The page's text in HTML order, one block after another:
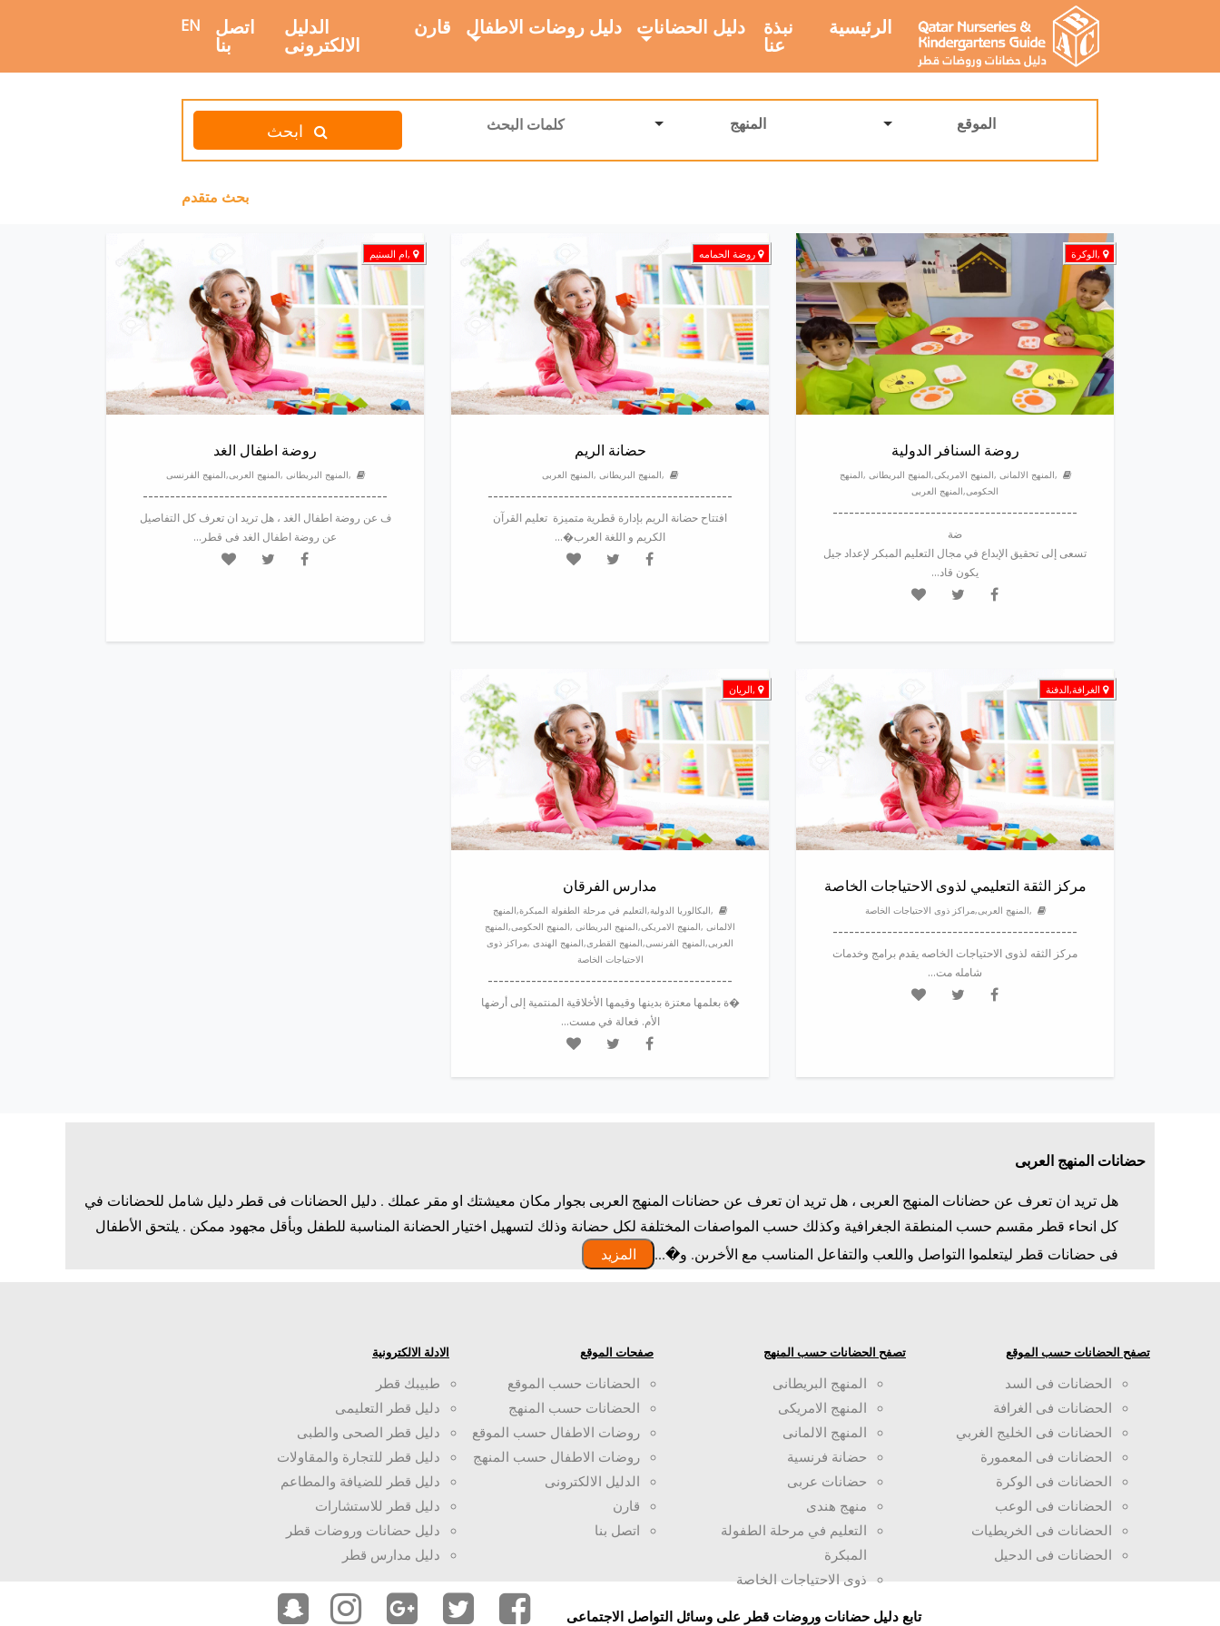
EN اتصل
بنا
الدليل
الالكترونى
قارن دليل روضات الاطفال دليل الحضانات نبذة
عنا
الرئيسية
ابحث المنهج الموقع
بحث متقدم
,الوكرة
روضة السنافر الدولية
,المنهج الالمانى ,المنهج الامريكى,المنهج البريطانى ,المنهج
الحكومى,المنهج العربى
---------------------------------------------
ضة
تسعى إلى تحقيق الإبداع في مجال التعليم المبكر لإعداد جيل
يكون قاد...
روضة الحمامه
حضانة الريم
,المنهج البريطانى ,المنهج العربى
---------------------------------------------
افتتاح حضانة الريم بإدارة قطرية متميزة تعليم القرآن
الكريم و اللغة العرب�...
,ام السنيم
روضة اطفال الغد
,المنهج البريطانى ,المنهج العربى,المنهج الفرنسى
---------------------------------------------
ف عن روضة اطفال الغد ، هل تريد ان تعرف كل التفاصيل
عن روضة اطفال الغد فى قطر...
الغرافة,الدفنة
مركز الثقة التعليمي لذوى الاحتياجات الخاصة
,المنهج العربى,مراكز ذوى الاحتياجات الخاصة
---------------------------------------------
مركز الثقه لذوى الاحتياجات الخاصه يقدم برامج وخدمات
شامله مت...
,الريان
مدارس الفرقان
,البكالوريا الدولية,التعليم في مرحلة الطفولة المبكرة,المنهج
الالمانى ,المنهج الامريكى,المنهج البريطانى ,المنهج الحكومى,المنهج
العربى,المنهج الفرنسى,المنهج القطرى,المنهج الهندى ,مراكز ذوى
الاحتياجات الخاصة
---------------------------------------------
�ة بعلمها معتزة بدينها وقيمها الأخلاقية المنتمية إلى أرضها
الأم. فعالة في مست...
حضانات المنهج العربى
هل تريد ان تعرف عن حضانات المنهج العربى ، هل تريد ان تعرف عن حضانات المنهج العربى بجوار مكان معيشتك او مقر عملك . دليل الحضانات فى قطر دليل شامل للحضانات في
كل انحاء قطر مقسم حسب المنطقة الجغرافية وكذلك حسب المواصفات المختلفة لكل حضانة وذلك لتسهيل اختيار الحضانة المناسبة للطفل وبأقل مجهود ممكن . يلتحق الأطفال
فى حضانات قطر ليتعلموا التواصل واللعب والتفاعل المناسب مع الأخرىن. و�...
المزيد
الادلة الالكترونية
طبيبك قطر
دليل قطر التعليمى
دليل قطر الصحى والطبى
دليل قطر للتجارة والمقاولات
دليل قطر للضيافة والمطاعم
دليل قطر للاستشارات
دليل حضانات وروضات قطر
دليل مدارس قطر
صفحات الموقع
الحضانات حسب الموقع
الحضانات حسب المنهج
روضات الاطفال حسب الموقع
روضات الاطفال حسب المنهج
الدليل الالكترونى
قارن
اتصل بنا
تصفح الحضانات حسب المنهج
المنهج البريطانى
المنهج الامريكى
المنهج الالمانى
حضانة فرنسية
حضانات عربى
منهج هندى
التعليم في مرحلة الطفولة
المبكرة
ذوى الاحتياجات الخاصة
تصفح الحضانات حسب الموقع
الحضانات فى السد
الحضانات فى الغرافة
الحضانات فى الخليج الغربي
الحضانات فى المعمورة
الحضانات فى الوكرة
الحضانات فى الوعب
الحضانات فى الخريطيات
الحضانات فى الدحيل
تابع دليل حضانات وروضات قطر على وسائل التواصل الاجتماعى